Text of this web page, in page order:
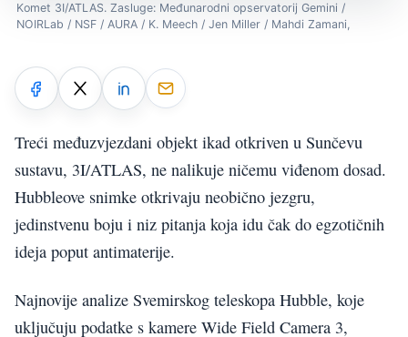
Komet 3I/ATLAS. Zasluge: Međunarodni opservatorij Gemini /
NOIRLab / NSF / AURA / K. Meech / Jen Miller / Mahdi Zamani,
Treći međuzvjezdani objekt ikad otkriven u Sunčevu
sustavu, 3I/ATLAS, ne nalikuje ničemu viđenom dosad.
Hubbleove snimke otkrivaju neobično jezgru,
jedinstvenu boju i niz pitanja koja idu čak do egzotičnih
ideja poput antimaterije.
Najnovije analize Svemirskog teleskopa Hubble, koje
uključuju podatke s kamere Wide Field Camera 3,